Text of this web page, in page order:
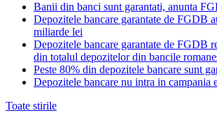
Banii din banci sunt garantati, anunta
Depozitele bancare garantate de FGDB
miliarde lei
Depozitele bancare garantate de FGDB
din totalul depozitelor din bancile
Peste 80% din depozitele bancare sunt
Depozitele bancare nu intra in campania
Toate stirile